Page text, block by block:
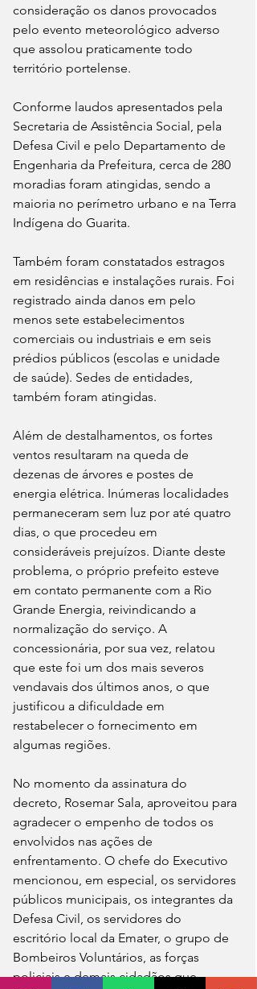
consideração os danos provocados
pelo evento meteorológico adverso
que assolou praticamente todo
território portelense.
Conforme laudos apresentados pela
Secretaria de Assistência Social, pela
Defesa Civil e pelo Departamento de
Engenharia da Prefeitura, cerca de 280
moradias foram atingidas, sendo a
maioria no perímetro urbano e na Terra
Indígena do Guarita.
Também foram constatados estragos
em residências e instalações rurais. Foi
registrado ainda danos em pelo
menos sete estabelecimentos
comerciais ou industriais e em seis
prédios públicos (escolas e unidade
de saúde). Sedes de entidades,
também foram atingidas.
Além de destalhamentos, os fortes
ventos resultaram na queda de
dezenas de árvores e postes de
energia elétrica. Inúmeras localidades
permaneceram sem luz por até quatro
dias, o que procedeu em
consideráveis prejuízos. Diante deste
problema, o próprio prefeito esteve
em contato permanente com a Rio
Grande Energia, reivindicando a
normalização do serviço. A
concessionária, por sua vez, relatou
que este foi um dos mais severos
vendavais dos últimos anos, o que
justificou a dificuldade em
restabelecer o fornecimento em
algumas regiões.
No momento da assinatura do
decreto, Rosemar Sala, aproveitou para
agradecer o empenho de todos os
envolvidos nas ações de
enfrentamento. O chefe do Executivo
mencionou, em especial, os servidores
públicos municipais, os integrantes da
Defesa Civil, os servidores do
escritório local da Emater, o grupo de
Bombeiros Voluntários, as forças
policiais e demais cidadãos que